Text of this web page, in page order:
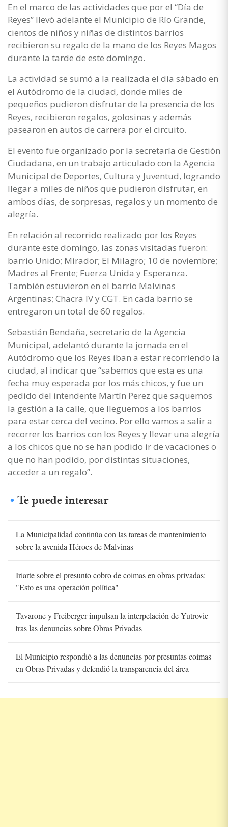
En el marco de las actividades que por el “Día de
Reyes” llevó adelante el Municipio de Río Grande,
cientos de niños y niñas de distintos barrios
recibieron su regalo de la mano de los Reyes Magos
durante la tarde de este domingo.
La actividad se sumó a la realizada el día sábado en
el Autódromo de la ciudad, donde miles de
pequeños pudieron disfrutar de la presencia de los
Reyes, recibieron regalos, golosinas y además
pasearon en autos de carrera por el circuito.
El evento fue organizado por la secretaría de Gestión
Ciudadana, en un trabajo articulado con la Agencia
Municipal de Deportes, Cultura y Juventud, logrando
llegar a miles de niños que pudieron disfrutar, en
ambos días, de sorpresas, regalos y un momento de
alegría.
En relación al recorrido realizado por los Reyes
durante este domingo, las zonas visitadas fueron:
barrio Unido; Mirador; El Milagro; 10 de noviembre;
Madres al Frente; Fuerza Unida y Esperanza.
También estuvieron en el barrio Malvinas
Argentinas; Chacra IV y CGT. En cada barrio se
entregaron un total de 60 regalos.
Sebastián Bendaña, secretario de la Agencia
Municipal, adelantó durante la jornada en el
Autódromo que los Reyes iban a estar recorriendo la
ciudad, al indicar que “sabemos que esta es una
fecha muy esperada por los más chicos, y fue un
pedido del intendente Martín Perez que saquemos
la gestión a la calle, que lleguemos a los barrios
para estar cerca del vecino. Por ello vamos a salir a
recorrer los barrios con los Reyes y llevar una alegría
a los chicos que no se han podido ir de vacaciones o
que no han podido, por distintas situaciones,
acceder a un regalo”.
Te puede interesar
La Municipalidad continúa con las tareas de mantenimiento
sobre la avenida Héroes de Malvinas
Iriarte sobre el presunto cobro de coimas en obras privadas:
"Esto es una operación política"
Tavarone y Freiberger impulsan la interpelación de Yutrovic
tras las denuncias sobre Obras Privadas
El Municipio respondió a las denuncias por presuntas coimas
en Obras Privadas y defendió la transparencia del área